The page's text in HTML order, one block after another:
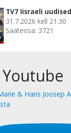
TV7 Iisraeli uudised
31.7.2026 kell 21.30
Saateosa: 3721
Youtube
& Hans Joosep